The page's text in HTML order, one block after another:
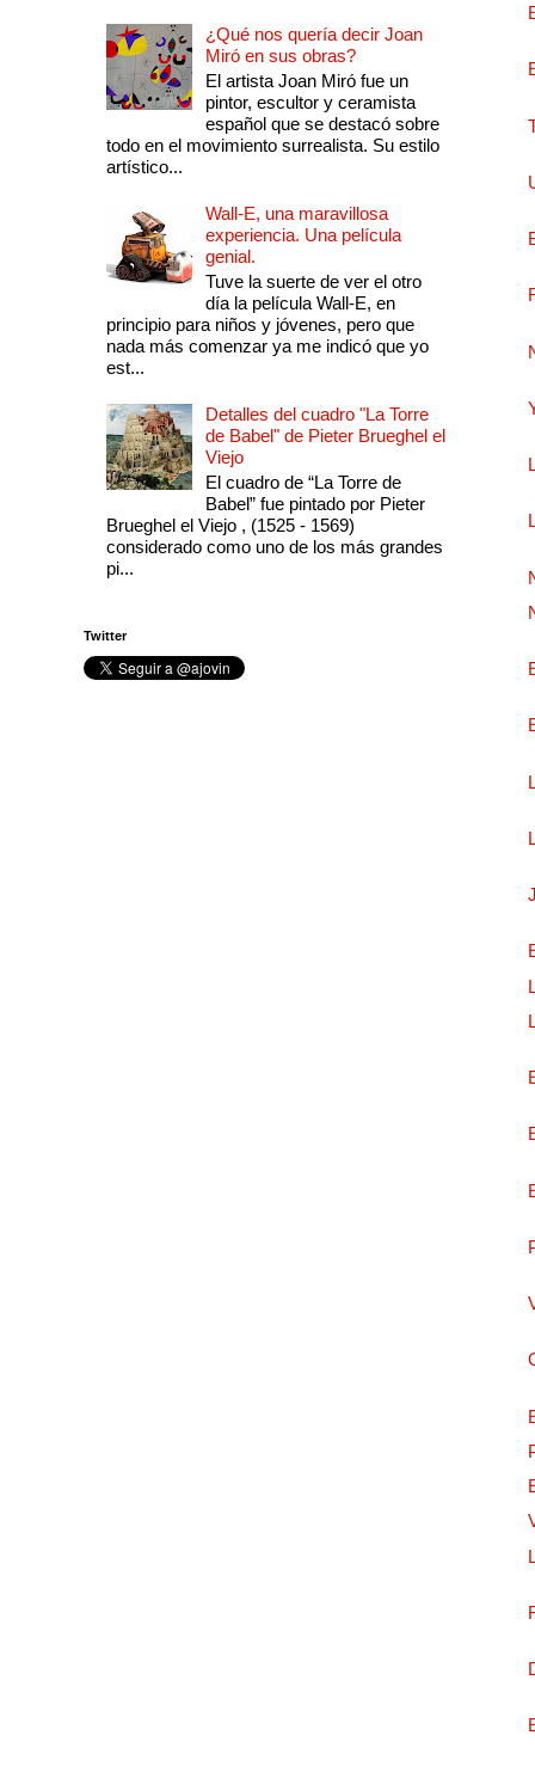
¿Qué nos quería decir Joan
Miró en sus obras?
El artista Joan Miró fue un
pintor, escultor y ceramista
español que se destacó sobre
todo en el movimiento surrealista. Su estilo
artístico...
Wall-E, una maravillosa
experiencia. Una película
genial.
Tuve la suerte de ver el otro
día la película Wall-E, en
principio para niños y jóvenes, pero que
nada más comenzar ya me indicó que yo
est...
Detalles del cuadro "La Torre
de Babel" de Pieter Brueghel el
Viejo
El cuadro de “La Torre de
Babel” fue pintado por Pieter
Brueghel el Viejo , (1525 - 1569)
considerado como uno de los más grandes
pi...
Twitter